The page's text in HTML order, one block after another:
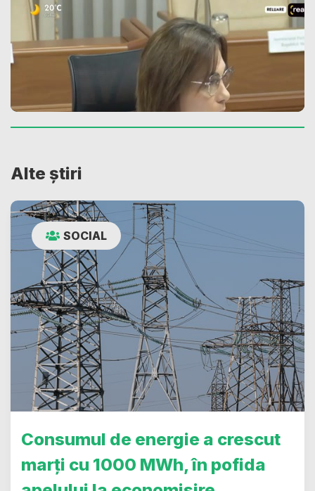
Alte știri
SOCIAL
Consumul de energie a crescut
marți cu 1000 MWh, în pofida